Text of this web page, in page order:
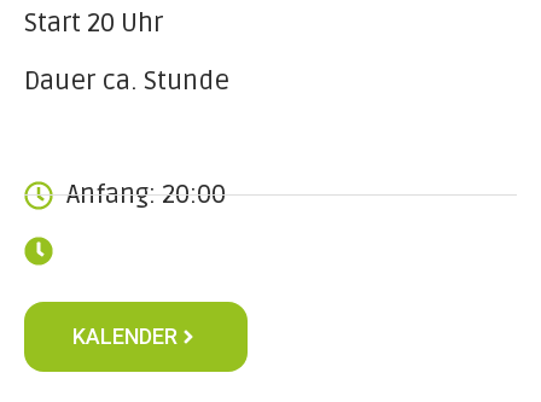
Start 20 Uhr
Dauer ca. Stunde
Anfang: 20:00
KALENDER